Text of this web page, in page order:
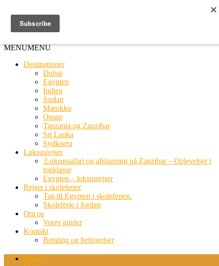
MENUMENU
Destinationer
Dubai
Egypten
Indien
Jordan
Marokko
Oman
Tanzania og Zanzibar
Sri Lanka
Sydkorea
Luksusrejser
:Luksussafari og afslapning på Zanzibar – Oplevelser i
topklasse
Egypten – luksusrejser
Rejser i skoleferier
Tag til Egypten i skoleferien.
Skoleferie i Jordan
Om os
Vores guider
Kontakt
Betaling og betingelser
Home